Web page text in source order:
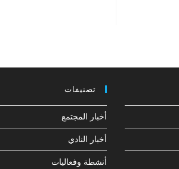
تصنيفات
أخبار المجتمع
أخبار النادي
أنشطة وفعاليات